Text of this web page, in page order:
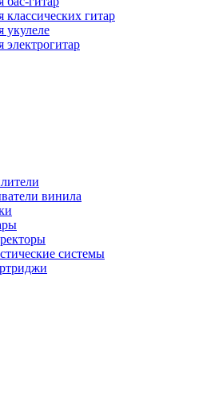
классических гитар
укулеле
электрогитар
винила
системы